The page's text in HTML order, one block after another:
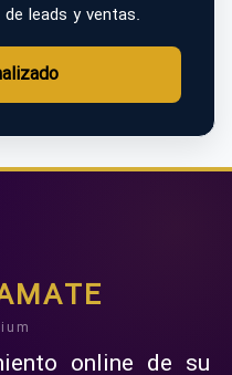
leads y ventas.
online de su